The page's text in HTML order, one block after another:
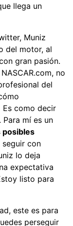
llega un
Muniz
del motor, al
gran pasión.
no
del
como decir
mí es un
posibles
seguir con
lo deja
expectativa
listo para
este es para
perseguir